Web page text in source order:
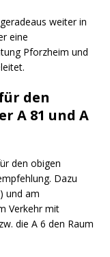
weiter in
eine
Pforzheim und
den
A 81 und A
den obigen
Dazu
und am
Verkehr mit
die A 6 den Raum